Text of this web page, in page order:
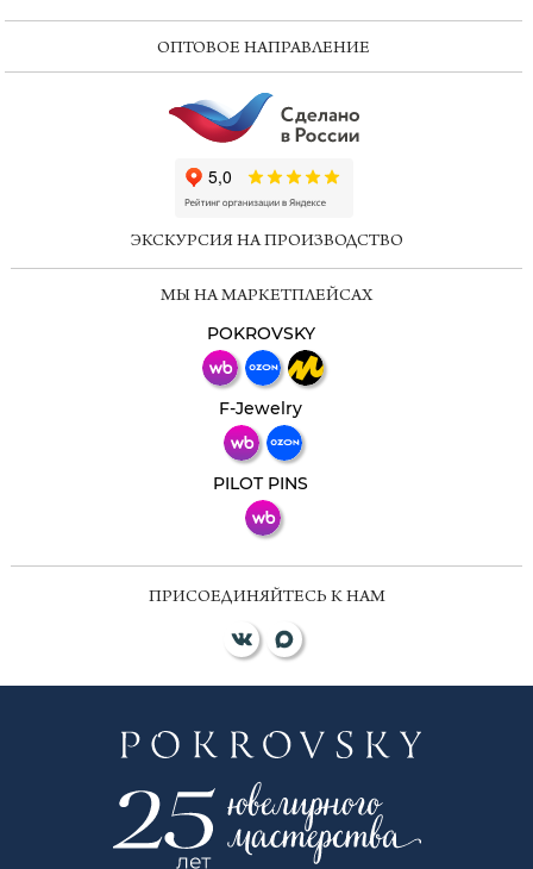
ОПТОВОЕ НАПРАВЛЕНИЕ
ЭКСКУРСИЯ НА ПРОИЗВОДСТВО
МЫ НА МАРКЕТПЛЕЙСАХ
POKROVSKY
F-Jewelry
PILOT PINS
ПРИСОЕДИНЯЙТЕСЬ К НАМ